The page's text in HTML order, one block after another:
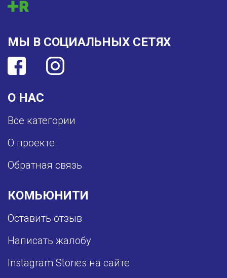
О НАС
Все категории
О проекте
Обратная связь
КОМЬЮНИТИ
Оставить отзыв
Написать жалобу
Instagram Stories на сайте
МЫ В СОЦИАЛЬНЫХ СЕТЯХ